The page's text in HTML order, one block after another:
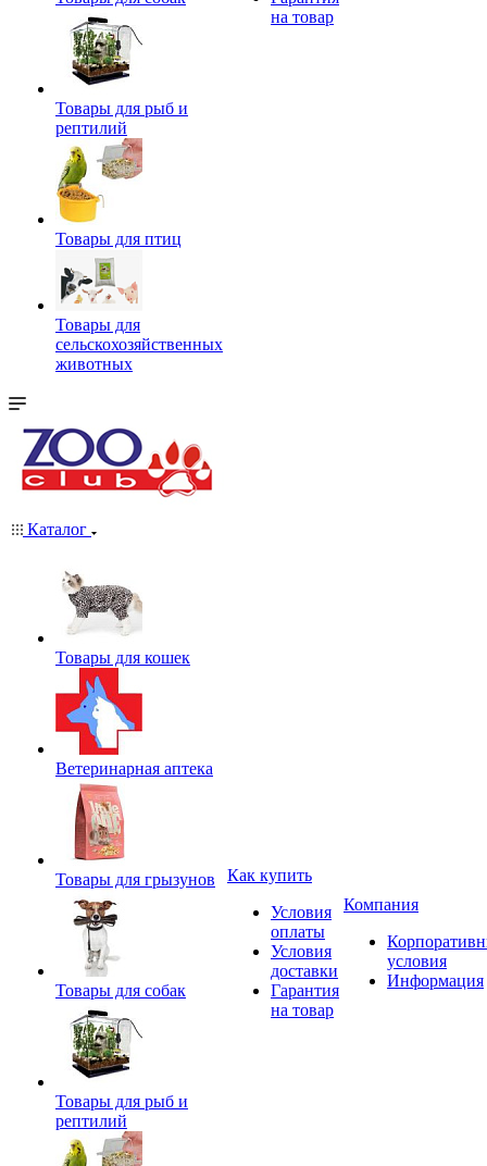
Товары для рыб и
рептилий
Товары для птиц
Товары для
сельскохозяйственных
животных
на товар
Каталог
Товары для кошек
Ветеринарная аптека
Товары для грызунов
Товары для собак
Товары для рыб и
рептилий
Как купить
Условия
оплаты
Условия
доставки
Гарантия
на товар
Компания
условия
Информация